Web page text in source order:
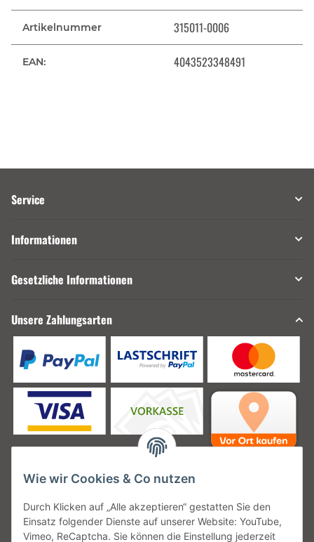
Artikelnummer 315011-0006
EAN: 4043523348491
Service
Informationen
Gesetzliche Informationen
Unsere Zahlungsarten
Unsere Versanddienstleister
Wie wir Cookies & Co nutzen
Durch Klicken auf „Alle akzeptieren“ gestatten Sie den
Einsatz folgender Dienste auf unserer Website: YouTube,
Vimeo, ReCaptcha. Sie können die Einstellung jederzeit